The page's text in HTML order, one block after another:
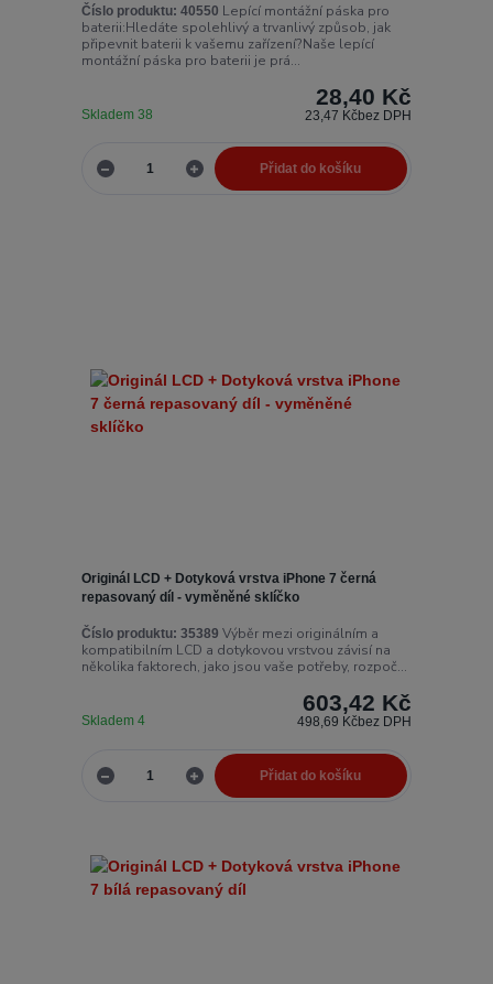
Číslo produktu: 40550 Lepící montážní páska pro
baterii:Hledáte spolehlivý a trvanlivý způsob, jak
připevnit baterii k vašemu zařízení?Naše lepící
montážní páska pro baterii je prá...
28,40 Kč
23,47 Kčbez DPH
Skladem 38
Přidat do košíku
Originál LCD + Dotyková vrstva iPhone 7 černá
repasovaný díl - vyměněné sklíčko
Číslo produktu: 35389 Výběr mezi originálním a
kompatibilním LCD a dotykovou vrstvou závisí na
několika faktorech, jako jsou vaše potřeby, rozpoč...
603,42 Kč
498,69 Kčbez DPH
Skladem 4
Přidat do košíku